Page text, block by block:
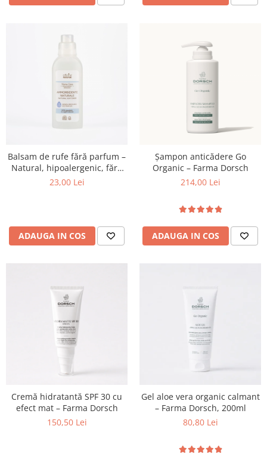
Balsam de rufe fără parfum –
Natural, hipoalergenic, fără
miros
23,00 Lei
ADAUGA IN COS
Șampon anticădere Go
Organic – Farma Dorsch
214,00 Lei
ADAUGA IN COS
Cremă hidratantă SPF 30 cu
efect mat – Farma Dorsch
150,50 Lei
Gel aloe vera organic calmant
– Farma Dorsch, 200ml
80,80 Lei